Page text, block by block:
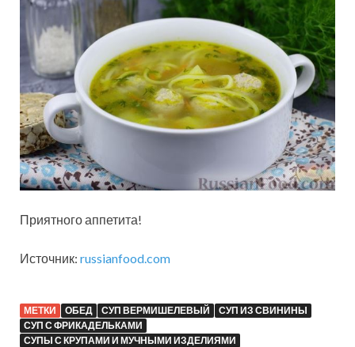
Приятного аппетита!
Источник: russianfood.com
МЕТКИ ОБЕД СУП ВЕРМИШЕЛЕВЫЙ
СУП ИЗ СВИНИНЫ
СУП С ФРИКАДЕЛЬКАМИ
СУПЫ С КРУПАМИ И МУЧНЫМИ ИЗДЕЛИЯМИ